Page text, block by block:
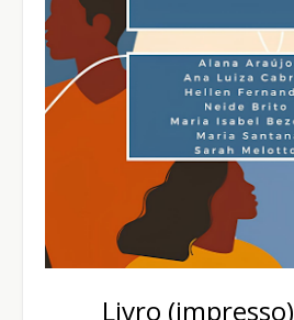
Livro (impresso)